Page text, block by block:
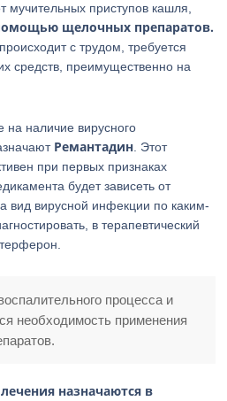
мучительных приступов кашля,
щелочных препаратов.
с трудом, требуется
средств, преимущественно на
на наличие вирусного
Ремантадин . Этот
при первых признаках
будет зависеть от
вид вирусной инфекции по каким-
в терапевтический
процесса и
необходимость применения
назначаются в